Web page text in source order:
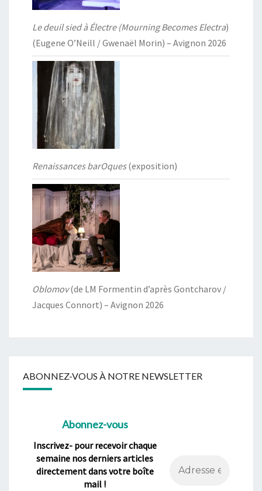
Le deuil sied à Électre (Mourning Becomes Electra)
(Eugene O’Neill / Gwenaël Morin) – Avignon 2026
Renaissances barOques(exposition)
Oblomov(de LM Formentin d’après Gontcharov /
Jacques Connort) – Avignon 2026
ABONNEZ-VOUS À NOTRE NEWSLETTER
Abonnez-vous
Inscrivez- pour recevoir chaque
semaine nos derniers articles
directement dans votre boîte
mail !